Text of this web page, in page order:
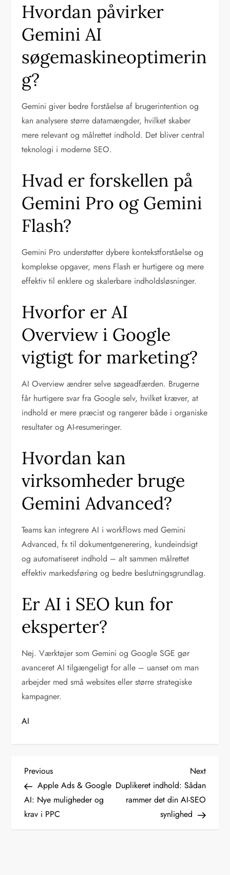
Hvordan påvirker
Gemini AI
søgemaskineoptimerin
g?
Gemini giver bedre forståelse af brugerintention og
kan analysere større datamængder, hvilket skaber
mere relevant og målrettet indhold. Det bliver central
teknologi i moderne SEO.
Hvad er forskellen på
Gemini Pro og Gemini
Flash?
Gemini Pro understøtter dybere kontekstforståelse og
komplekse opgaver, mens Flash er hurtigere og mere
effektiv til enklere og skalerbare indholdsløsninger.
Hvorfor er AI
Overview i Google
vigtigt for marketing?
AI Overview ændrer selve søgeadfærden. Brugerne
får hurtigere svar fra Google selv, hvilket kræver, at
indhold er mere præcist og rangerer både i organiske
resultater og AI-resumeringer.
Hvordan kan
virksomheder bruge
Gemini Advanced?
Teams kan integrere AI i workflows med Gemini
Advanced, fx til dokumentgenerering, kundeindsigt
og automatiseret indhold – alt sammen målrettet
effektiv markedsføring og bedre beslutningsgrundlag.
Er AI i SEO kun for
eksperter?
Nej. Værktøjer som Gemini og Google SGE gør
avanceret AI tilgængeligt for alle – uanset om man
arbejder med små websites eller større strategiske
kampagner.
AI
I
n
d
Previous
Post
Previous
Apple Ads & Google
AI: Nye muligheder og
krav i PPC
Next
Post
Next
Duplikeret indhold: Sådan
rammer det din AI-SEO
synlighed